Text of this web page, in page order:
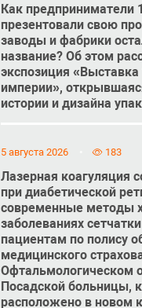
Как предприниматели
презентовали свою
заводы и фабрики
название? Об этом
экспозиция
империи»,
истории и дизайна
5 августа 2026 183
Лазерная коагуляция
при диабетической
современные методы
заболеваниях
пациентам по полису
медицинского
Офтальмологическом
Посадской больницы,
расположено в новом